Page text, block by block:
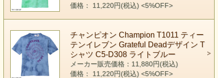
価格： 11,220円(税込) <5%OFF>
チャンピオン Champion T1011 ティー
テンイレブン Grateful Deadデザイン T
シャツ C5-D308 ライトブルー
メーカー販売価格：11,880円(税込)
価格： 11,220円(税込) <5%OFF>